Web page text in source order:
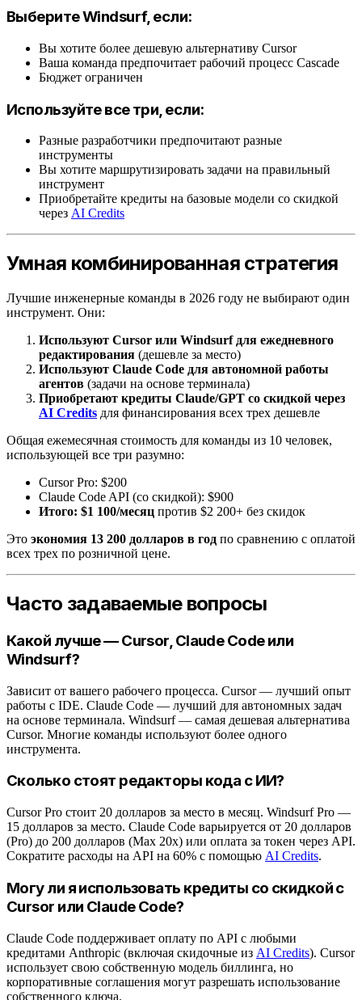
Выберите Windsurf, если:
Вы хотите более дешевую альтернативу Cursor
Ваша команда предпочитает рабочий процесс Cascade
Бюджет ограничен
Используйте все три, если:
Разные разработчики предпочитают разные
инструменты
Вы хотите маршрутизировать задачи на правильный
инструмент
Приобретайте кредиты на базовые модели со скидкой
через AI Credits
Умная комбинированная стратегия
Лучшие инженерные команды в 2026 году не выбирают один
инструмент. Они:
Используют Cursor или Windsurf для ежедневного
редактирования (дешевле за место)
Используют Claude Code для автономной работы
агентов (задачи на основе терминала)
Приобретают кредиты Claude/GPT со скидкой через
AI Credits для финансирования всех трех дешевле
Общая ежемесячная стоимость для команды из 10 человек,
использующей все три разумно:
Cursor Pro: $200
Claude Code API (со скидкой): $900
Итого: $1 100/месяц против $2 200+ без скидок
Это экономия 13 200 долларов в год по сравнению с оплатой
всех трех по розничной цене.
Часто задаваемые вопросы
Какой лучше — Cursor, Claude Code или
Windsurf?
Зависит от вашего рабочего процесса. Cursor — лучший опыт
работы с IDE. Claude Code — лучший для автономных задач
на основе терминала. Windsurf — самая дешевая альтернатива
Cursor. Многие команды используют более одного
инструмента.
Сколько стоят редакторы кода с ИИ?
Cursor Pro стоит 20 долларов за место в месяц. Windsurf Pro —
15 долларов за место. Claude Code варьируется от 20 долларов
(Pro) до 200 долларов (Max 20x) или оплата за токен через API.
Сократите расходы на API на 60% с помощью AI Credits.
Могу ли я использовать кредиты со скидкой с
Cursor или Claude Code?
Claude Code поддерживает оплату по API с любыми
кредитами Anthropic (включая скидочные из AI Credits). Cursor
использует свою собственную модель биллинга, но
корпоративные соглашения могут разрешать использование
собственного ключа.